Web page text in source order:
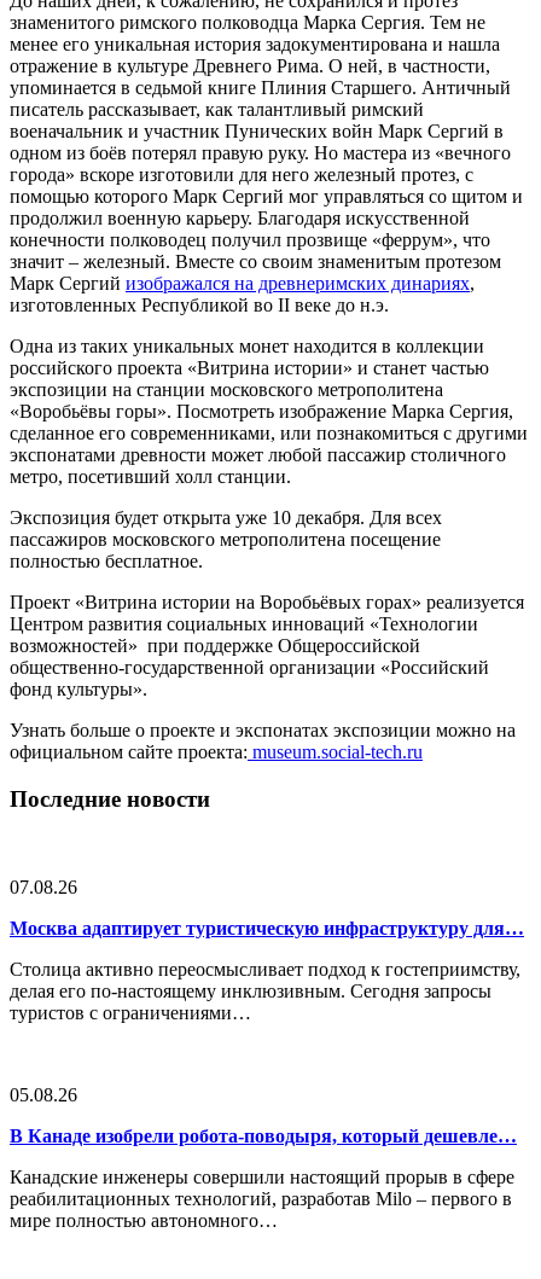
знаменитого римского полководца Марка Сергия. Тем не
менее его уникальная история задокументирована и нашла
отражение в культуре Древнего Рима. О ней, в частности,
упоминается в седьмой книге Плиния Старшего. Античный
писатель рассказывает, как талантливый римский
военачальник и участник Пунических войн Марк Сергий в
одном из боёв потерял правую руку. Но мастера из «вечного
города» вскоре изготовили для него железный протез, с
помощью которого Марк Сергий мог управляться со щитом и
продолжил военную карьеру. Благодаря искусственной
конечности полководец получил прозвище «феррум», что
значит – железный. Вместе со своим знаменитым протезом
Марк Сергий изображался на древнеримских динариях,
изготовленных Республикой во II веке до н.э.
Одна из таких уникальных монет находится в коллекции
российского проекта «Витрина истории» и станет частью
экспозиции на станции московского метрополитена
«Воробьёвы горы». Посмотреть изображение Марка Сергия,
сделанное его современниками, или познакомиться с другими
экспонатами древности может любой пассажир столичного
метро, посетивший холл станции.
Экспозиция будет открыта уже 10 декабря. Для всех
пассажиров московского метрополитена посещение
полностью бесплатное.
Проект «Витрина истории на Воробьёвых горах» реализуется
Центром развития социальных инноваций «Технологии
возможностей» при поддержке Общероссийской
общественно-государственной организации «Российский
фонд культуры».
Узнать больше о проекте и экспонатах экспозиции можно на
официальном сайте проекта: museum.social-tech.ru
Последние новости
07.08.26
Москва адаптирует туристическую инфраструктуру для…
Столица активно переосмысливает подход к гостеприимству,
делая его по-настоящему инклюзивным. Сегодня запросы
туристов с ограничениями…
05.08.26
В Канаде изобрели робота-поводыря, который дешевле…
Канадские инженеры совершили настоящий прорыв в сфере
реабилитационных технологий, разработав Milo – первого в
мире полностью автономного…